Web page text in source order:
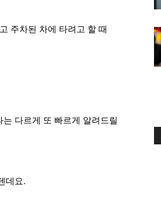
주차된 차에 타려고 할 때
다르게 또 빠르게 알려드릴
데요.